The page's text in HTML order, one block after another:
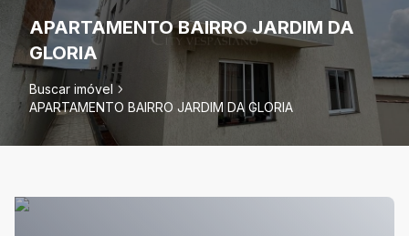
APARTAMENTO BAIRRO JARDIM DA
GLORIA
Buscar imóvel
APARTAMENTO BAIRRO JARDIM DA GLORIA